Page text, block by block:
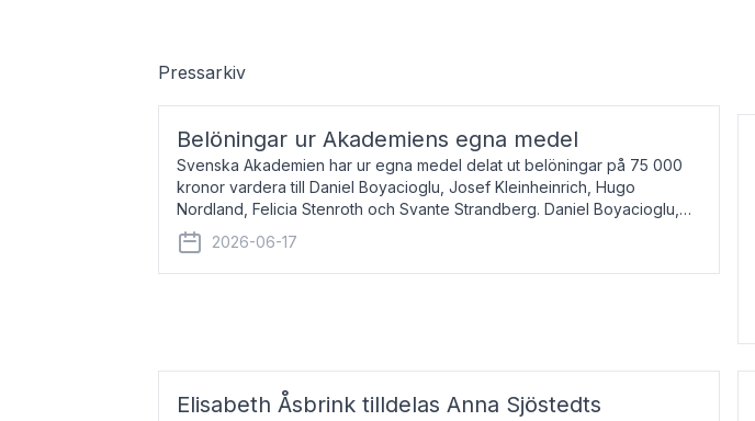
Pressarkiv
Belöningar ur Akademiens egna medel
Svenska Akademien har ur egna medel delat ut belöningar på 75 000
kronor vardera till Daniel Boyacioglu, Josef Kleinheinrich, Hugo
Nordland, Felicia Stenroth och Svante Strandberg. Daniel Boyacioglu,
född 1981, är poet och scenartist. Josef
2026-06-17
Elisabeth Åsbrink tilldelas Anna Sjöstedts